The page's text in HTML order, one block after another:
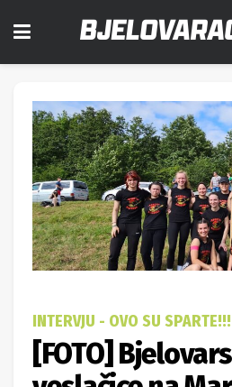
INTERVJU - OVO SU SPARTE!!!
[FOTO]